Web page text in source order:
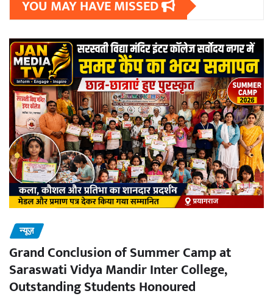
YOU MAY HAVE MISSED
न्यूज़
Grand Conclusion of Summer Camp at
Saraswati Vidya Mandir Inter College,
Outstanding Students Honoured